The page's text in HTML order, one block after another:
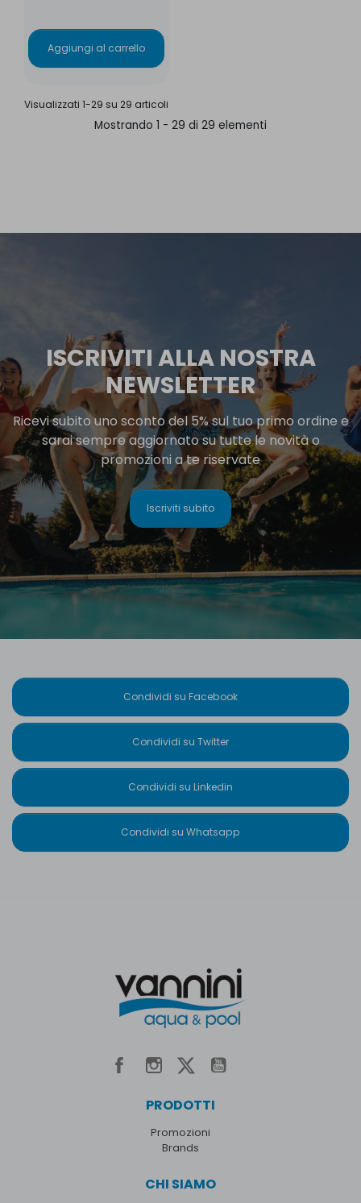
Aggiungi al carrello
Visualizzati 1-29 su 29 articoli
Mostrando 1 - 29 di 29 elementi
ISCRIVITI ALLA NOSTRA
NEWSLETTER
Ricevi subito uno sconto del 5% sul tuo primo ordine e
sarai sempre aggiornato su tutte le novità o
promozioni a te riservate
Iscriviti subito
Condividi su Facebook
Condividi su Twitter
Condividi su Linkedin
Condividi su Whatsapp
PRODOTTI
Promozioni
Brands
CHI SIAMO